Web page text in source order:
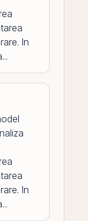
In
In